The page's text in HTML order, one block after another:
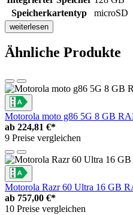
Speicherkartentyp
microSD
weiterlesen
Ähnliche Produkte
Motorola moto g86 5G 8 GB
ab 224,81 €*
9 Preise vergleichen
Motorola Razr 60 Ultra 16 GB
ab 757,00 €*
10 Preise vergleichen